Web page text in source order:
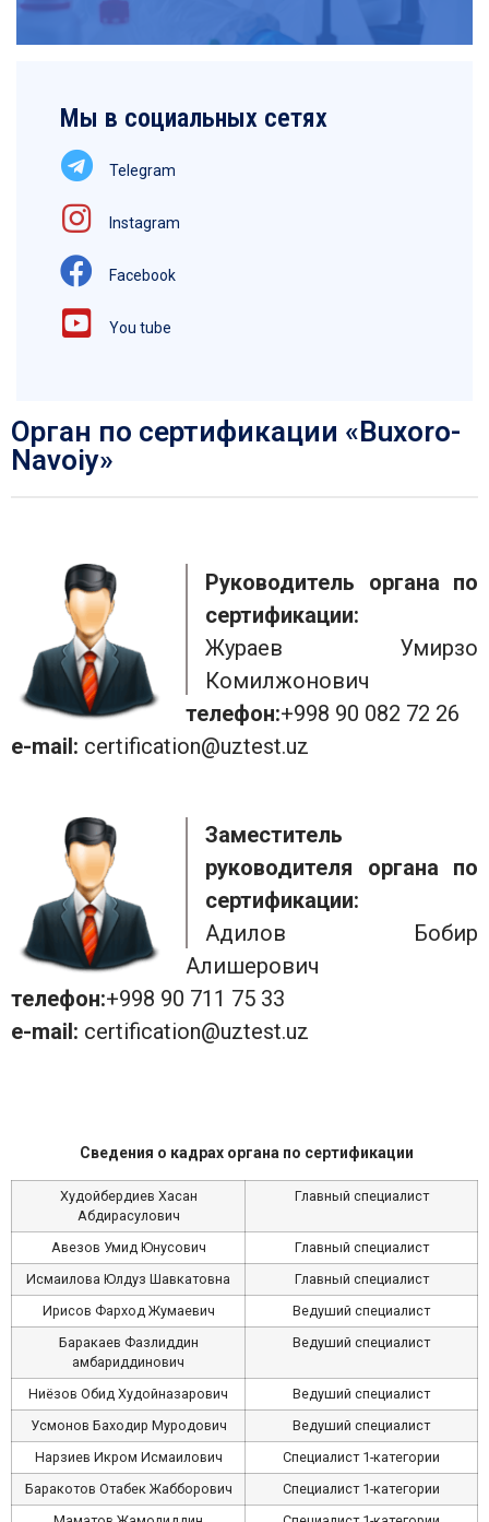
Мы в социальных сетях
Telegram
Instagram
Facebook
You tube
Орган по сертификации «Buxoro-
Navoiy»
Руководитель органа по
сертификации:
Жураев Умирзоқ
Комилжонович
телефон:+998 90 082 72 26
e-mail: certification@uztest.uz
Заместитель
руководителя органа по
сертификации:
Адилов Бобир
Алишерович
телефон:+998 90 711 75 33
e-mail: certification@uztest.uz
Сведения о кадрах органа по сертификации
Худойбердиев Хасан
Абдирасулович
Главный специалист
Авезов Умид Юнусович
Главный специалист
Исмаилова Юлдуз Шавкатовна
Главный специалист
Ирисов Фарход Жумаевич
Ведуший специалист
Баракаев Фазлиддин
Қамбариддинович
Ведуший специалист
Ниёзов Обид Худойназарович
Ведуший специалист
Усмонов Баходир Муродович
Ведуший специалист
Нарзиев Икром Исмаилович
Специалист 1-категории
Баракотов Отабек Жабборович
Специалист 1-категории